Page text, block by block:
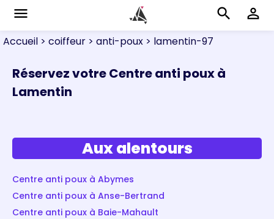
menu search perm_identity
Accueil > coiffeur > anti-poux > lamentin-97
Réservez votre Centre anti poux à
Lamentin
Aux alentours
Centre anti poux à Abymes
Centre anti poux à Anse-Bertrand
Centre anti poux à Baie-Mahault